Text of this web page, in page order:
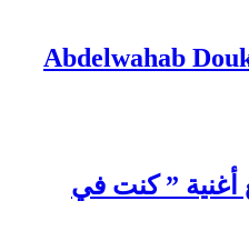
Abdelwahab
أغنية ” كنت في